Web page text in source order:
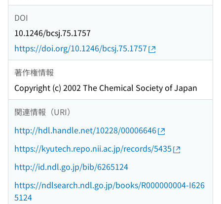
DOI
10.1246/bcsj.75.1757
https://doi.org/10.1246/bcsj.75.1757
著作権情報
Copyright (c) 2002 The Chemical Society of Japan
関連情報（URI）
http://hdl.handle.net/10228/00006646
https://kyutech.repo.nii.ac.jp/records/5435
http://id.ndl.go.jp/bib/6265124
https://ndlsearch.ndl.go.jp/books/R000000004-I626
5124